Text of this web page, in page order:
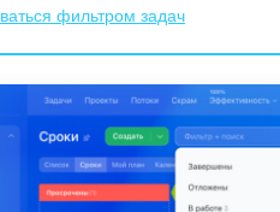
фильтром задач